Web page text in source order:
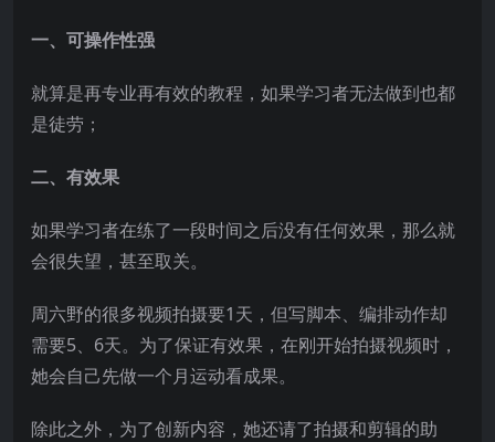
一、可操作性强
就算是再专业再有效的教程，如果学习者无法做到也都
是徒劳；
二、有效果
如果学习者在练了一段时间之后没有任何效果，那么就
会很失望，甚至取关。
周六野的很多视频拍摄要1天，但写脚本、编排动作却
需要5、6天。为了保证有效果，在刚开始拍摄视频时，
她会自己先做一个月运动看成果。
除此之外，为了创新内容，她还请了拍摄和剪辑的助